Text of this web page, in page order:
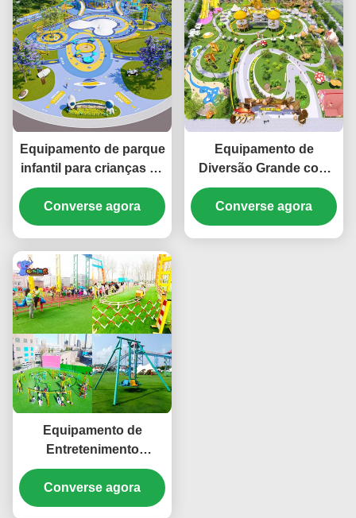
Equipamento de parque
infantil para crianças ao
ar livre
Converse agora
Equipamento de
Diversão Grande com
Tema de Esquilo,
Brinquedos para Área
de Lazer Infantil ao Ar
Converse agora
Equipamento de
Entretenimento
Pequeno Personalizado
Equipamento de
Diversão
Converse agora